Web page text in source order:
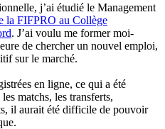
j’ai étudié le Management
la FIFPRO au Collège
. J’ai voulu me former moi-
de chercher un nouvel emploi,
sur le marché.
en ligne, ce qui a été
matchs, les transferts,
il aurait été difficile de pouvoir